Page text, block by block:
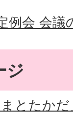
例会 会議
ジ
とたかだ